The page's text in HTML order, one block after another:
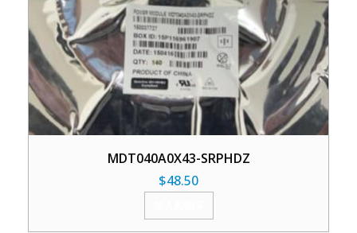
MDT040A0X43-SRPHDZ
$48.50